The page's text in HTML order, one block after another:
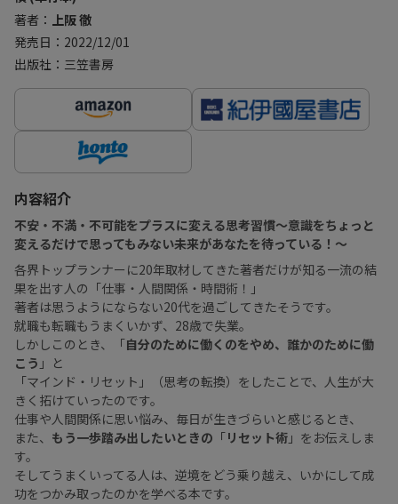
著者： 上阪 徹
発売日：2022/12/01
出版社：三笠書房
内容紹介
不安・不満・不可能をプラスに変える思考習慣〜意識をちょっと
変えるだけで思ってもみない未来があなたを待っている！〜
各界トップランナーに20年取材してきた著者だけが知る一流の結
果を出す人の「仕事・人間関係・時間術！」
著者は思うようにならない20代を過ごしてきたそうです。
就職も転職もうまくいかず、28歳で失業。
しかしこのとき、「自分のために働くのをやめ、誰かのために働
こう 」と
「マインド・リセット」（思考の転換）をしたことで、人生が大
きく拓けていったのです。
仕事や人間関係に思い悩み、毎日が生きづらいと感じるとき、
また、 もう一歩踏み出したいときの 「リセット術 」をお伝えしま
す。
そしてうまくいってる人は、逆境をどう乗り越え、いかにして成
功をつかみ取ったのかを学べる本です。